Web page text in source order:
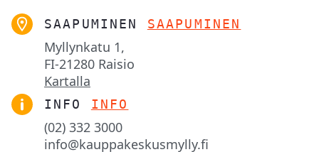
SAAPUMINEN SAAPUMINEN
Myllynkatu 1,
FI-21280 Raisio
Kartalla
INFO INFO
(02) 332 3000
info@kauppakeskusmylly.fi